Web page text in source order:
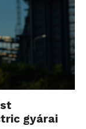
gyárai